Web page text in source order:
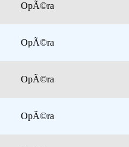
OpÃ©ra
OpÃ©ra
OpÃ©ra
OpÃ©ra